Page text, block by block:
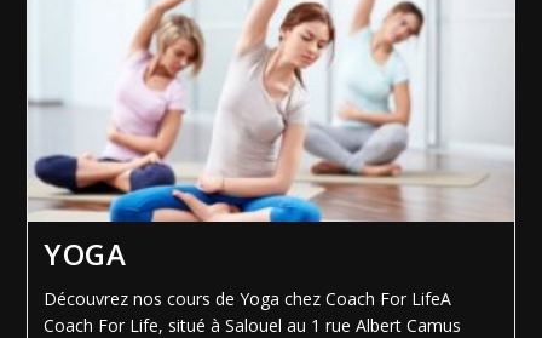
YOGA
Découvrez nos cours de Yoga chez Coach For LifeA
Coach For Life, situé à Salouel au 1 rue Albert Camus